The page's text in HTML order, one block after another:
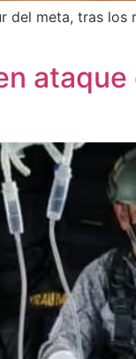
del meta, tras